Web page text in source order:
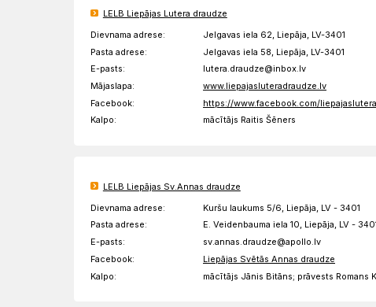
LELB Liepājas Lutera draudze
Dievnama adrese:
Jelgavas iela 62, Liepāja, LV-3401
Pasta adrese:
Jelgavas iela 58, Liepāja, LV-3401
E-pasts:
lutera.draudze@inbox.lv
Mājaslapa:
www.liepajasluteradraudze.lv
Facebook:
https://www.facebook.com/
Kalpo:
mācītājs Raitis Šēners
LELB Liepājas Sv.Annas draudze
Dievnama adrese:
Kuršu laukums 5/6, Liepāja, LV - 3401
Pasta adrese:
E. Veidenbauma iela 10, Liepāja, LV -
E-pasts:
sv.annas.draudze@apollo.lv
Facebook:
Liepājas Svētās Annas draudze
Kalpo:
mācītājs Jānis Bitāns; prāvests Romans